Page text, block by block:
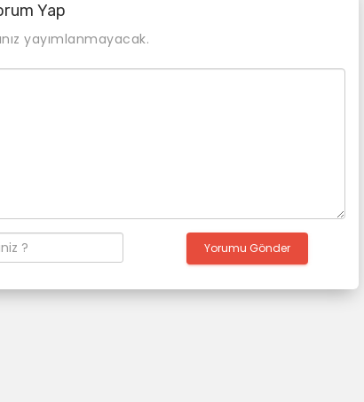
Yap
yayımlanmayacak.